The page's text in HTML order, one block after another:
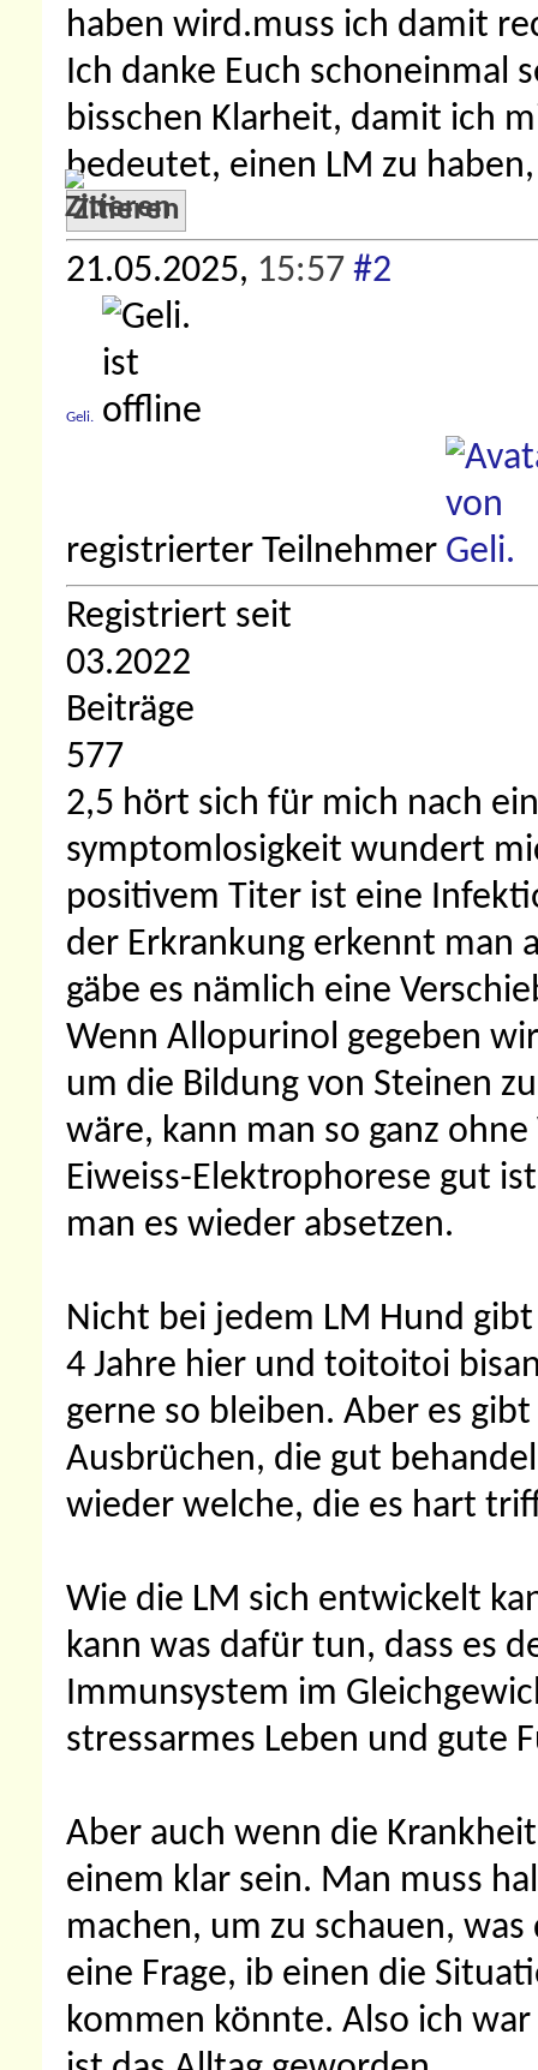
haben wird.muss ich damit
Ich danke Euch
bisschen Klarheit, damit ich
bedeutet, einen LM zu haben,
Zitieren
21.05.2025, 15:57 #2
Geli.
registrierter Teilnehmer
Registriert seit
03.2022
Beiträge
577
2,5 hört sich für mich nach
symptomlosigkeit wundert
positivem Titer ist eine
der Erkrankung erkennt man
gäbe es nämlich eine
Wenn Allopurinol gegeben
um die Bildung von Steinen
wäre, kann man so ganz
Eiweiss-Elektrophorese gut
man es wieder absetzen.
Nicht bei jedem LM Hund
4 Jahre hier und toitoitoi
gerne so bleiben. Aber es
Ausbrüchen, die gut
wieder welche, die es hart
Wie die LM sich entwickelt
kann was dafür tun, dass es
Immunsystem im
stressarmes Leben und gute
Aber auch wenn die
einem klar sein. Man muss
machen, um zu schauen,
eine Frage, ib einen die
kommen könnte. Also ich